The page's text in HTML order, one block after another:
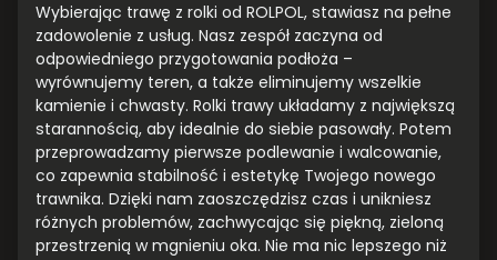
Wybierając trawę z rolki od ROLPOL, stawiasz na pełne
zadowolenie z usług. Nasz zespół zaczyna od
odpowiedniego przygotowania podłoża –
wyrównujemy teren, a także eliminujemy wszelkie
kamienie i chwasty. Rolki trawy układamy z największą
starannością, aby idealnie do siebie pasowały. Potem
przeprowadzamy pierwsze podlewanie i walcowanie,
co zapewnia stabilność i estetykę Twojego nowego
trawnika. Dzięki nam zaoszczędzisz czas i unikniesz
różnych problemów, zachwycając się piękną, zieloną
przestrzenią w mgnieniu oka. Nie ma nic lepszego niż